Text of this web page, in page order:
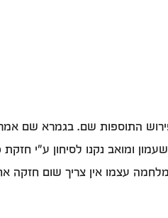
התוספות שם. בגמרא שם
ומואב נקנו לסיחון ע"י
עצמו אין צריך שום חזקה